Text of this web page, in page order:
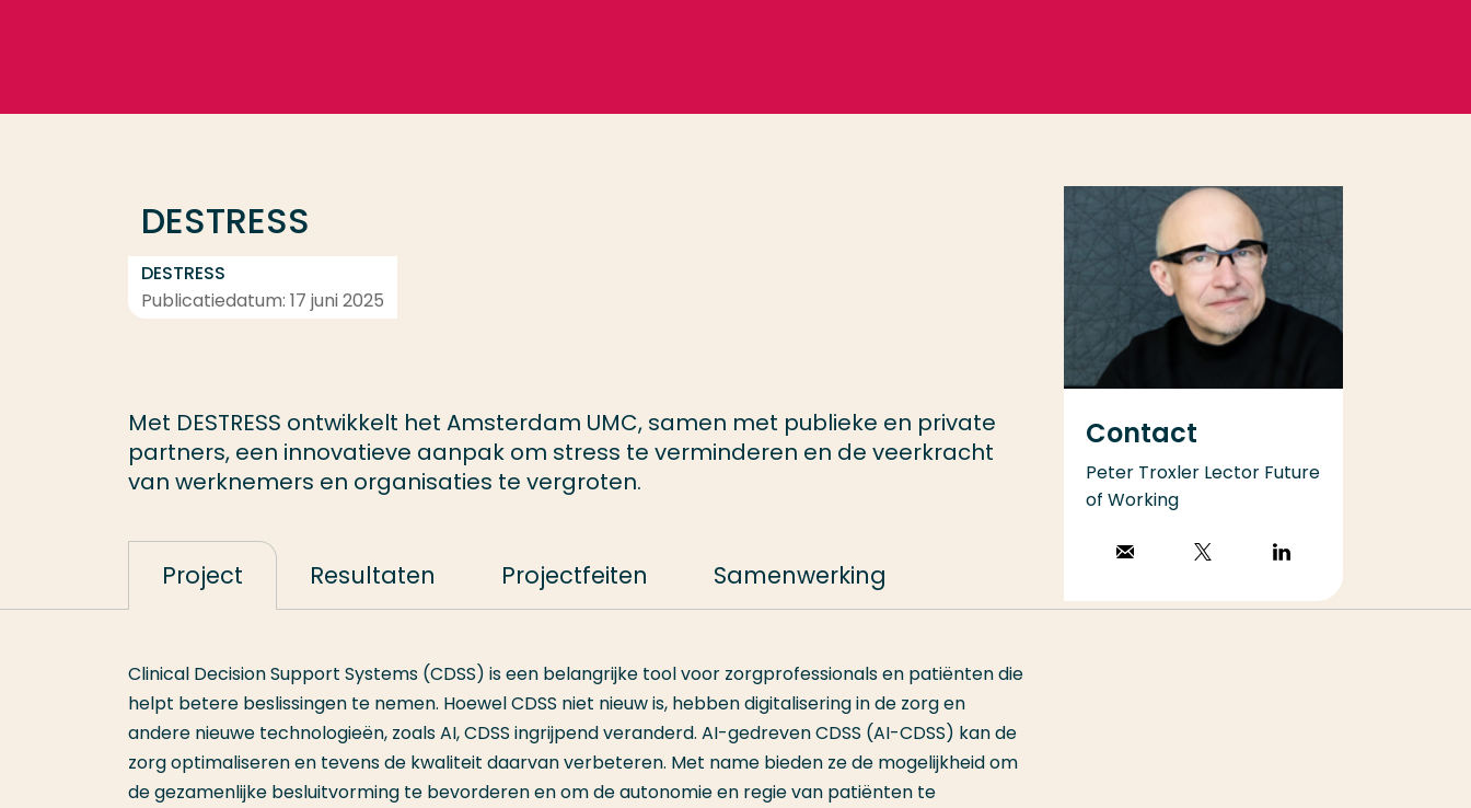
DESTRESS
DESTRESS
Publicatiedatum: 17 juni 2025
Met DESTRESS ontwikkelt het Amsterdam UMC, samen met publieke en private
partners, een innovatieve aanpak om stress te verminderen en de veerkracht
van werknemers en organisaties te vergroten.
Contact
Peter Troxler Lector Future
of Working
Stuur een emailVolg op X
LinkedIn
Project Resultaten Projectfeiten Samenwerking
Clinical Decision Support Systems (CDSS) is een belangrijke tool voor zorgprofessionals en patiënten die
helpt betere beslissingen te nemen. Hoewel CDSS niet nieuw is, hebben digitalisering in de zorg en
andere nieuwe technologieën, zoals AI, CDSS ingrijpend veranderd. AI-gedreven CDSS (AI-CDSS) kan de
zorg optimaliseren en tevens de kwaliteit daarvan verbeteren. Met name bieden ze de mogelijkheid om
de gezamenlijke besluitvorming te bevorderen en om de autonomie en regie van patiënten te